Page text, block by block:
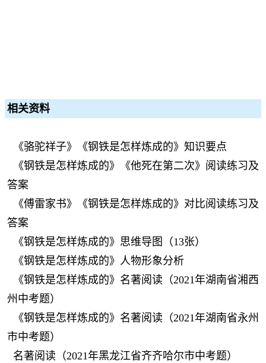
相关资料
《骆驼祥子》《钢铁是怎样炼成的》知识要点
《钢铁是怎样炼成的》《他死在第二次》阅读练习及
答案
《傅雷家书》《钢铁是怎样炼成的》对比阅读练习及
答案
《钢铁是怎样炼成的》思维导图（13张）
《钢铁是怎样炼成的》人物形象分析
《钢铁是怎样炼成的》名著阅读（2021年湖南省湘西
州中考题）
《钢铁是怎样炼成的》名著阅读（2021年湖南省永州
市中考题）
名著阅读（2021年黑龙江省齐齐哈尔市中考题）